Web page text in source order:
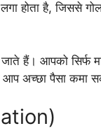
होता है, जिससे
हैं। आपको सिर्फ
आप अच्छा पैसा कमा